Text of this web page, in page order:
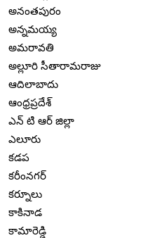
అనంతపురం
అన్నమయ్య
అమరావతి
అల్లూరి సీతారామరాజు
ఆదిలాబాదు
ఆంధ్రప్రదేశ్
ఎన్ టి ఆర్ జిల్లా
ఎలూరు
కడప
కరీంనగర్
కర్నూలు
కాకినాడ
కామారెడ్డి